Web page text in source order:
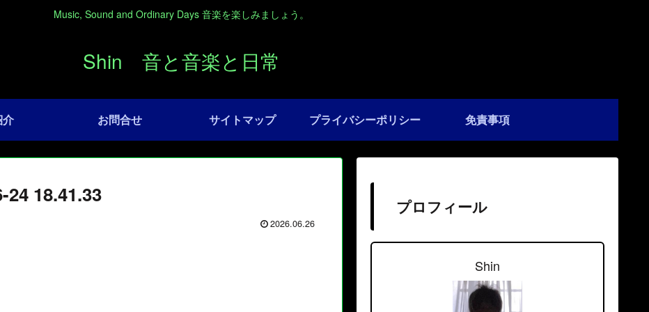
Music, Sound and Ordinary Days 音楽を楽しみましょう。
Shin 音と音楽と日常
介 お問合せ サイトマップ プライバシーポリシー 免責事項
18.41.33
2026.06.26
プロフィール
Shin